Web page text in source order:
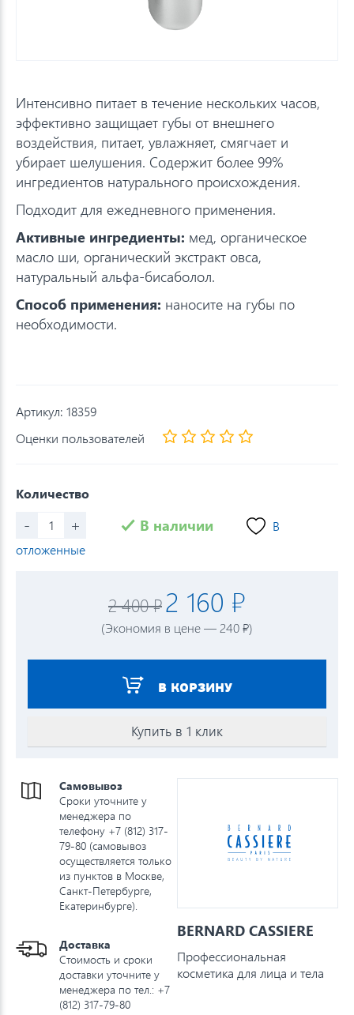
Интенсивно питает в течение нескольких часов,
эффективно защищает губы от внешнего
воздействия, питает, увлажняет, смягчает и
убирает шелушения. Содержит более 99%
ингредиентов натурального происхождения.
Подходит для ежедневного применения.
Активные ингредиенты: мед, органическое
масло ши, органический экстракт овса,
натуральный альфа-бисаболол.
Способ применения: наносите на губы по
необходимости.
Артикул: 18359
Оценки пользователей
Количество
- + В наличии
В
отложенные
2 400 ₽2 160 ₽
(Экономия в цене — 240 ₽)
В КОРЗИНУ
Купить в 1 клик
Самовывоз
Сроки уточните у
менеджера по
телефону +7 (812) 317-
79-80 (самовывоз
осуществляется только
из пунктов в Москве,
Санкт-Петербурге,
Екатеринбурге).
Доставка
Стоимость и сроки
доставки уточните у
менеджера по тел.: +7
(812) 317-79-80
BERNARD CASSIERE
Профессиональная
косметика для лица и тела